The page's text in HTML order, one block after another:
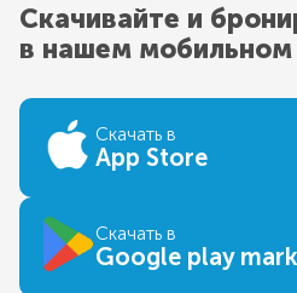
Скачивайте и
в нашем
Скачать в
App Store
Скачать в
Google play